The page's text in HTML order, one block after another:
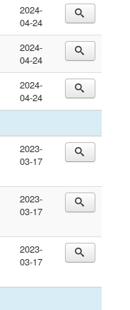
2024-
04-24
2024-
04-24
2024-
04-24
2023-
03-17
2023-
03-17
2023-
03-17